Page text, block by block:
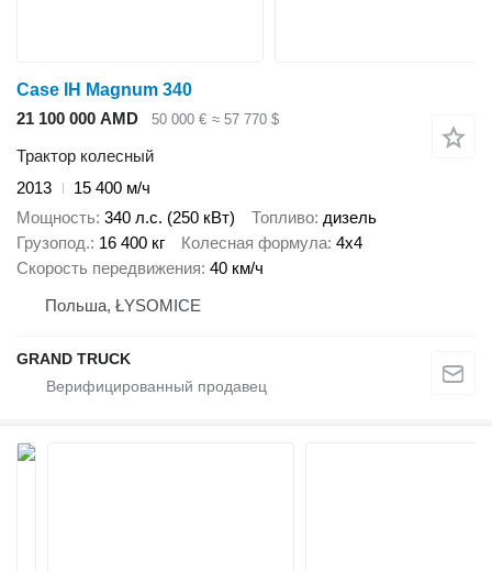
Case IH Magnum 340
21 100 000 AMD
50 000 € ≈ 57 770 $
Трактор колесный
2013
15 400 м/ч
Мощность 340 л.с. (250 кВт) Топливо дизель
Грузопод. 16 400 кг Колесная формула 4x4
Скорость передвижения 40 км/ч
Польша, ŁYSOMICE
GRAND TRUCK